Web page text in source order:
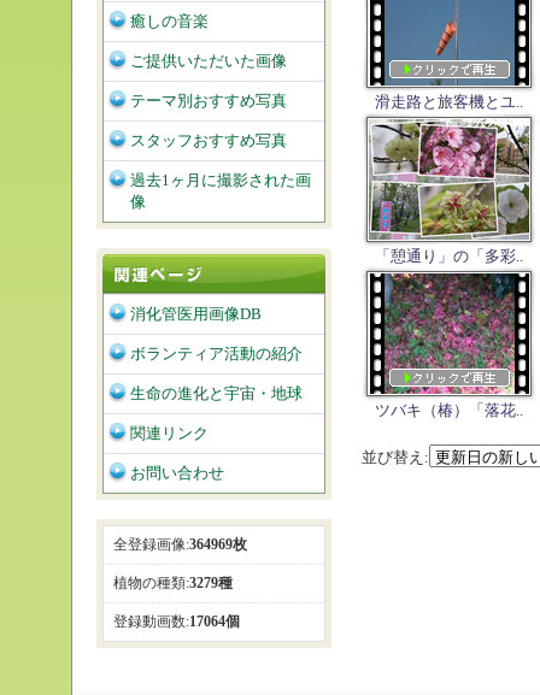
滑走路と旅客機とユ..
「憩通り」の「多彩..
ツバキ（椿）「落花..
並び替え:
癒しの音楽
ご提供いただいた画像
テーマ別おすすめ写真
スタッフおすすめ写真
過去1ヶ月に撮影された画
像
消化管医用画像DB
ボランティア活動の紹介
生命の進化と宇宙・地球
関連リンク
お問い合わせ
全登録画像:364969枚
植物の種類:3279種
登録動画数:17064個